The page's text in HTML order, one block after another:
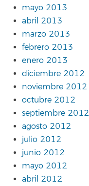
mayo 2013
abril 2013
marzo 2013
febrero 2013
enero 2013
diciembre 2012
noviembre 2012
octubre 2012
septiembre 2012
agosto 2012
julio 2012
junio 2012
mayo 2012
abril 2012